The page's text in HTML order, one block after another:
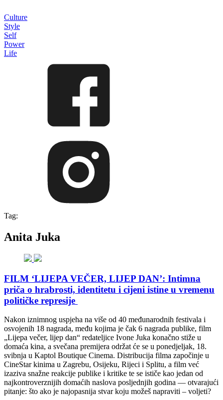
Culture
Style
Self
Power
Life
Tag:
Anita Juka
FILM ‘LIJEPA VEČER, LIJEP DAN’: Intimna
priča o hrabrosti, identitetu i cijeni istine u vremenu
političke represije
Nakon iznimnog uspjeha na više od 40 međunarodnih festivala i
osvojenih 18 nagrada, među kojima je čak 6 nagrada publike, film
„Lijepa večer, lijep dan“ redateljice Ivone Juka konačno stiže u
domaća kina, a svečana premijera održat će se u ponedjeljak, 18.
svibnja u Kaptol Boutique Cinema. Distribucija filma započinje u
CineStar kinima u Zagrebu, Osijeku, Rijeci i Splitu, a film već
izaziva snažne reakcije publike i kritike te se ističe kao jedan od
najkontroverznijih domaćih naslova posljednjih godina — otvarajući
pitanje: što ako je najopasnija stvar koju možeš napraviti – voljeti?